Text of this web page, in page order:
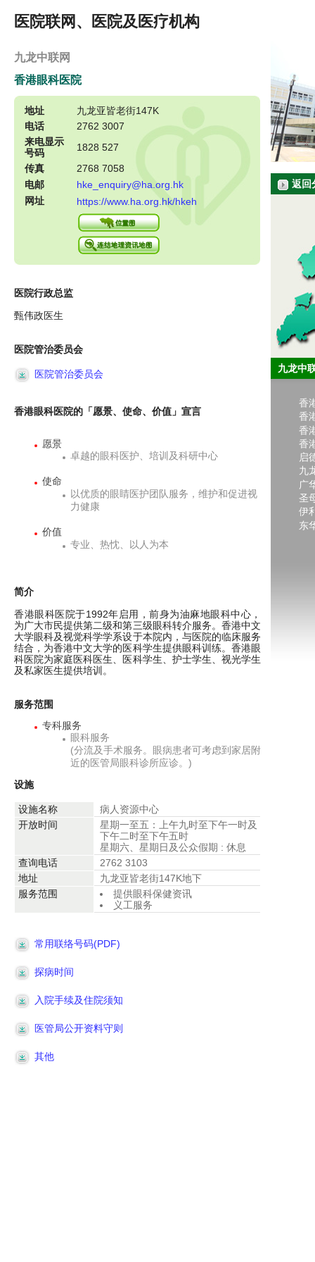
医院联网、医院及医疗机构
九龙中联网
香港眼科医院
地址
九龙亚皆老街147K
电话
2762 3007
来电显示
号码
1828 527
传真
2768 7058
电邮
hke_enquiry@ha.org.hk
网址
https://www.ha.org.hk/hkeh
医院行政总监
甄伟政医生
医院管治委员会
医院管治委员会
香港眼科医院的「愿景、使命、价值」宣言
愿景
卓越的眼科医护、培训及科研中心
使命
以优质的眼睛医护团队服务，维护和促进视
力健康
价值
专业、热忱、以人为本
简介
香港眼科医院于1992年启用，前身为油麻地眼科中心，
为广大市民提供第二级和第三级眼科转介服务。香港中文
大学眼科及视觉科学学系设于本院内，与医院的临床服务
结合，为香港中文大学的医科学生提供眼科训练。香港眼
科医院为家庭医科医生、医科学生、护士学生、视光学生
及私家医生提供培训。
服务范围
专科服务
眼科服务
(分流及手术服务。眼病患者可考虑到家居附
近的医管局眼科诊所应诊。)
设施
设施名称
病人资源中心
开放时间
星期一至五：上午九时至下午一时及
下午二时至下午五时
星期六、星期日及公众假期 : 休息
查询电话
2762 3103
地址
九龙亚皆老街147K地下
服务范围
提供眼科保健资讯
义工服务
常用联络号码(PDF)
探病时间
入院手续及住院须知
医管局公开资料守则
其他
返回
九龙中
香
香
香
香
启
九
广
圣
伊
东